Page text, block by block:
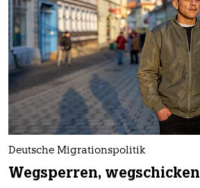
Deutsche Migrationspolitik
Wegsperren, wegschicken